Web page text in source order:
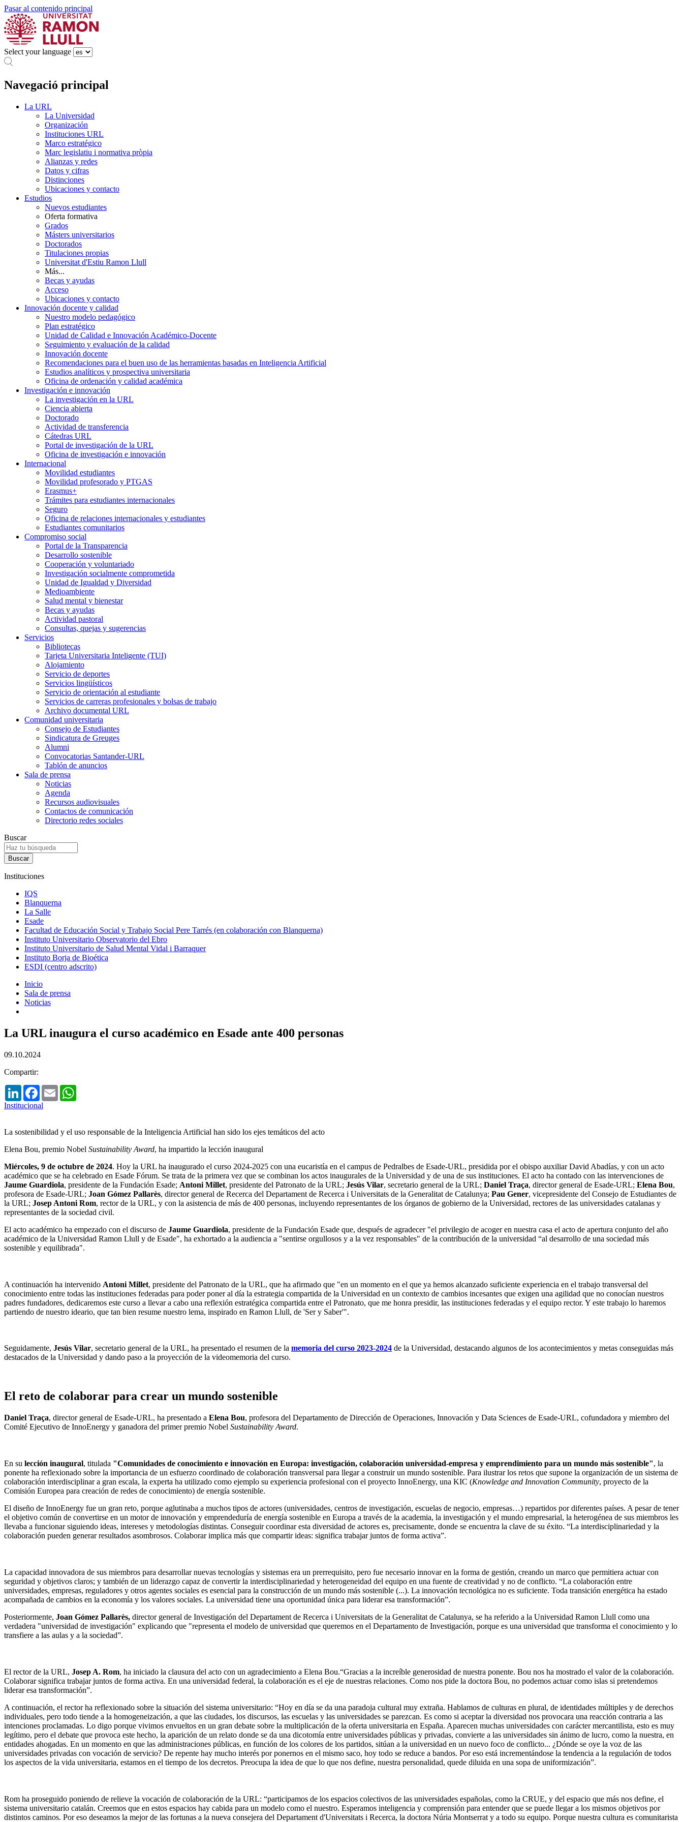
Pasar al contenido principal
Select your language
Navegació principal
La URL
La Universidad
Organización
Instituciones URL
Marco estratégico
Marc legislatiu i normativa pròpia
Alianzas y redes
Datos y cifras
Distinciones
Ubicaciones y contacto
Estudios
Nuevos estudiantes
Oferta formativa
Grados
Másters universitarios
Doctorados
Titulaciones propias
Universitat d'Estiu Ramon Llull
Más...
Becas y ayudas
Acceso
Ubicaciones y contacto
Innovación docente y calidad
Nuestro modelo pedagógico
Plan estratégico
Unidad de Calidad e Innovación Académico-Docente
Seguimiento y evaluación de la calidad
Innovación docente
Recomendaciones para el buen uso de las herramientas basadas en Inteligencia Artificial
Estudios analíticos y prospectiva universitaria
Oficina de ordenación y calidad académica
Investigación e innovación
La investigación en la URL
Ciencia abierta
Doctorado
Actividad de transferencia
Cátedras URL
Portal de investigación de la URL
Oficina de investigación e innovación
Internacional
Movilidad estudiantes
Movilidad profesorado y PTGAS
Erasmus+
Trámites para estudiantes internacionales
Seguro
Oficina de relaciones internacionales y estudiantes
Estudiantes comunitarios
Compromiso social
Portal de la Transparencia
Desarrollo sostenible
Cooperación y voluntariado
Investigación socialmente comprometida
Unidad de Igualdad y Diversidad
Medioambiente
Salud mental y bienestar
Becas y ayudas
Actividad pastoral
Consultas, quejas y sugerencias
Servicios
Bibliotecas
Tarjeta Universitaria Inteligente (TUI)
Alojamiento
Servicio de deportes
Servicios lingüísticos
Servicio de orientación al estudiante
Servicios de carreras profesionales y bolsas de trabajo
Archivo documental URL
Comunidad universitaria
Consejo de Estudiantes
Sindicatura de Greuges
Alumni
Convocatorias Santander-URL
Tablón de anuncios
Sala de prensa
Noticias
Agenda
Recursos audiovisuales
Contactos de comunicación
Directorio redes sociales
Buscar
Instituciones
IQS
Blanquerna
La Salle
Esade
Facultad de Educación Social y Trabajo Social Pere Tarrés (en colaboración con Blanquerna)
Instituto Universitario Observatorio del Ebro
Instituto Universitario de Salud Mental Vidal i Barraquer
Instituto Borja de Bioética
ESDI (centro adscrito)
Inicio
Sala de prensa
Noticias
La URL inaugura el curso académico en Esade ante 400 personas
09.10.2024
Compartir:
LinkedInFacebook
Email
Institucional
La sostenibilidad y el uso responsable de la Inteligencia Artificial han sido los ejes temáticos del acto
Elena Bou, premio Nobel Sustainability Award, ha impartido la lección inaugural
Miércoles, 9 de octubre de 2024. Hoy la URL ha inaugurado el curso 2024-2025 con una eucaristía en el campus de Pedralbes de Esade-URL, presidida por el obispo auxiliar David Abadías, y con un acto
académico que se ha celebrado en Esade Fórum. Se trata de la primera vez que se combinan los actos inaugurales de la Universidad y de una de sus instituciones. El acto ha contado con las intervenciones de
Jaume Guardiola, presidente de la Fundación Esade; Antoni Millet, presidente del Patronato de la URL; Jesús Vilar, secretario general de la URL; Daniel Traça, director general de Esade-URL; Elena Bou,
profesora de Esade-URL; Joan Gómez Pallarès, director general de Recerca del Departament de Recerca i Universitats de la Generalitat de Catalunya; Pau Gener, vicepresidente del Consejo de Estudiantes de
la URL; Josep Antoni Rom, rector de la URL, y con la asistencia de más de 400 personas, incluyendo representantes de los órganos de gobierno de la Universidad, rectores de las universidades catalanas y
representantes de la sociedad civil.
El acto académico ha empezado con el discurso de Jaume Guardiola, presidente de la Fundación Esade que, después de agradecer "el privilegio de acoger en nuestra casa el acto de apertura conjunto del año
académico de la Universidad Ramon Llull y de Esade", ha exhortado a la audiencia a "sentirse orgullosos y a la vez responsables" de la contribución de la universidad “al desarrollo de una sociedad más
sostenible y equilibrada".
A continuación ha intervenido Antoni Millet, presidente del Patronato de la URL, que ha afirmado que "en un momento en el que ya hemos alcanzado suficiente experiencia en el trabajo transversal del
conocimiento entre todas las instituciones federadas para poder poner al día la estrategia compartida de la Universidad en un contexto de cambios incesantes que exigen una agilidad que no conocían nuestros
padres fundadores, dedicaremos este curso a llevar a cabo una reflexión estratégica compartida entre el Patronato, que me honra presidir, las instituciones federadas y el equipo rector. Y este trabajo lo haremos
partiendo de nuestro ideario, que tan bien resume nuestro lema, inspirado en Ramon Llull, de 'Ser y Saber'".
Seguidamente, Jesús Vilar, secretario general de la URL, ha presentado el resumen de la memoria del curso 2023-2024 de la Universidad, destacando algunos de los acontecimientos y metas conseguidas más
destacados de la Universidad y dando paso a la proyección de la videomemoria del curso.
El reto de colaborar para crear un mundo sostenible
Daniel Traça, director general de Esade-URL, ha presentado a Elena Bou, profesora del Departamento de Dirección de Operaciones, Innovación y Data Sciences de Esade-URL, cofundadora y miembro del
Comité Ejecutivo de InnoEnergy y ganadora del primer premio Nobel Sustainability Award.
En su lección inaugural, titulada "Comunidades de conocimiento e innovación en Europa: investigación, colaboración universidad-empresa y emprendimiento para un mundo más sostenible", la
ponente ha reflexionado sobre la importancia de un esfuerzo coordinado de colaboración transversal para llegar a construir un mundo sostenible. Para ilustrar los retos que supone la organización de un sistema de
colaboración interdisciplinar a gran escala, la experta ha utilizado como ejemplo su experiencia profesional con el proyecto InnoEnergy, una KIC (Knowledge and Innovation Community, proyecto de la
Comisión Europea para creación de redes de conocimiento) de energía sostenible.
El diseño de InnoEnergy fue un gran reto, porque aglutinaba a muchos tipos de actores (universidades, centros de investigación, escuelas de negocio, empresas…) repartidos por diferentes países. A pesar de tener
el objetivo común de convertirse en un motor de innovación y emprendeduría de energía sostenible en Europa a través de la academia, la investigación y el mundo empresarial, la heterogénea de sus miembros les
llevaba a funcionar siguiendo ideas, intereses y metodologías distintas. Conseguir coordinar esta diversidad de actores es, precisamente, donde se encuentra la clave de su éxito. “La interdisciplinariedad y la
colaboración pueden generar resultados asombrosos. Colaborar implica más que compartir ideas: significa trabajar juntos de forma activa”.
La capacidad innovadora de sus miembros para desarrollar nuevas tecnologías y sistemas era un prerrequisito, pero fue necesario innovar en la forma de gestión, creando un marco que permitiera actuar con
seguridad y objetivos claros; y también de un liderazgo capaz de convertir la interdisciplinariedad y heterogeneidad del equipo en una fuente de creatividad y no de conflicto. “La colaboración entre
universidades, empresas, reguladores y otros agentes sociales es esencial para la construcción de un mundo más sostenible (...). La innovación tecnológica no es suficiente. Toda transición energética ha estado
acompañada de cambios en la economía y los valores sociales. La universidad tiene una oportunidad única para liderar esa transformación”.
Posteriormente, Joan Gómez Pallarès, director general de Investigación del Departament de Recerca i Universitats de la Generalitat de Catalunya, se ha referido a la Universidad Ramon Llull como una
verdadera "universidad de investigación" explicando que "representa el modelo de universidad que queremos en el Departamento de Investigación, porque es una universidad que transforma el conocimiento y lo
transfiere a las aulas y a la sociedad”.
El rector de la URL, Josep A. Rom, ha iniciado la clausura del acto con un agradecimiento a Elena Bou.“Gracias a la increíble generosidad de nuestra ponente. Bou nos ha mostrado el valor de la colaboración.
Colaborar significa trabajar juntos de forma activa. En una universidad federal, la colaboración es el eje de nuestras relaciones. Como nos pide la doctora Bou, no podemos actuar como islas si pretendemos
liderar esa transformación”.
A continuación, el rector ha reflexionado sobre la situación del sistema universitario: “Hoy en día se da una paradoja cultural muy extraña. Hablamos de culturas en plural, de identidades múltiples y de derechos
individuales, pero todo tiende a la homogeneización, a que las ciudades, los discursos, las escuelas y las universidades se parezcan. Es como si aceptar la diversidad nos provocara una reacción contraria a las
intenciones proclamadas. Lo digo porque vivimos envueltos en un gran debate sobre la multiplicación de la oferta universitaria en España. Aparecen muchas universidades con carácter mercantilista, esto es muy
legítimo, pero el debate que provoca este hecho, la aparición de un relato donde se da una dicotomía entre universidades públicas y privadas, convierte a las universidades sin ánimo de lucro, como la nuestra, en
entidades ahogadas. En un momento en que las administraciones públicas, en función de los colores de los partidos, sitúan a la universidad en un nuevo foco de conflicto... ¿Dónde se oye la voz de las
universidades privadas con vocación de servicio? De repente hay mucho interés por ponernos en el mismo saco, hoy todo se reduce a bandos. Por eso está incrementándose la tendencia a la regulación de todos
los aspectos de la vida universitaria, estamos en el tiempo de los decretos. Preocupa la idea de que lo que nos define, nuestra personalidad, quede diluida en una sopa de uniformización”.
Rom ha proseguido poniendo de relieve la vocación de colaboración de la URL: “participamos de los espacios colectivos de las universidades españolas, como la CRUE, y del espacio que más nos define, el
sistema universitario catalán. Creemos que en estos espacios hay cabida para un modelo como el nuestro. Esperamos inteligencia y comprensión para entender que se puede llegar a los mismos objetivos por
distintos caminos. Por eso deseamos la mejor de las fortunas a la nueva consejera del Departament d'Universitats i Recerca, la doctora Núria Montserrat y a todo su equipo. Porque nuestra cultura es comunitarista